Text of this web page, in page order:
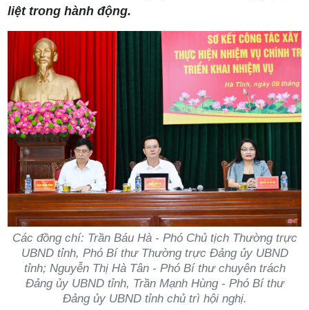
liệt trong hành động.
Các đồng chí: Trần Báu Hà - Phó Chủ tịch Thường trực
UBND tỉnh, Phó Bí thư Thường trực Đảng ủy UBND
tỉnh; Nguyễn Thị Hà Tân - Phó Bí thư chuyên trách
Đảng ủy UBND tỉnh, Trần Mạnh Hùng - Phó Bí thư
Đảng ủy UBND tỉnh chủ trì hội nghị.